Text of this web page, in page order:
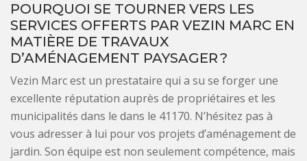
POURQUOI SE TOURNER VERS LES
SERVICES OFFERTS PAR VEZIN MARC EN
MATIÈRE DE TRAVAUX
D’AMÉNAGEMENT PAYSAGER ?
Vezin Marc est un prestataire qui a su se forger une
excellente réputation auprès de propriétaires et les
municipalités dans le dans le 41170. N’hésitez pas à
vous adresser à lui pour vos projets d’aménagement de
jardin. Son équipe est non seulement compétence, mais